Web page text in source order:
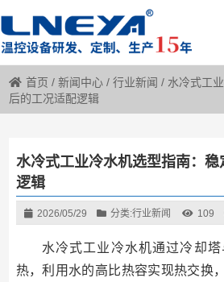
首页 /新闻中心 /行业新闻 / 水冷式工
后的工况适配逻辑
水冷式工业冷水机选型指南：
逻辑
2026/05/29 分类:行业新闻 109
水冷式工业冷水机通过冷却
热，利用水的高比热容实现热交换